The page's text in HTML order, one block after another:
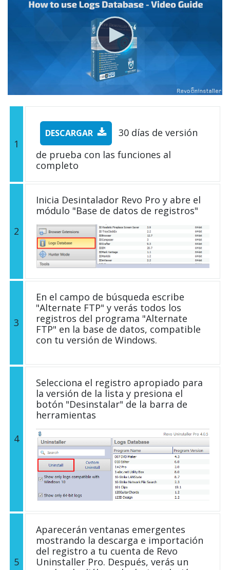
1
DESCARGAR
30 días de versión
de prueba con las funciones al
completo
2
Inicia Desintalador Revo Pro y abre el
módulo "Base de datos de registros"
3
En el campo de búsqueda escribe
"Alternate FTP" y verás todos los
registros del programa "Alternate
FTP" en la base de datos, compatible
con tu versión de Windows.
4
Selecciona el registro apropiado para
la versión de la lista y presiona el
botón "Desinstalar" de la barra de
herramientas
5
Aparecerán ventanas emergentes
mostrando la descarga e importación
del registro a tu cuenta de Revo
Uninstaller Pro. Después, verás un